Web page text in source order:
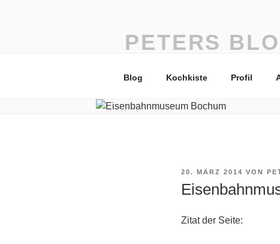
PETERS
Blog Kochkiste Profil
VERÖFFENTLICHT
20. MÄRZ 2014 VON
Zitat der Seite: